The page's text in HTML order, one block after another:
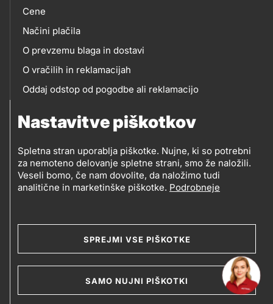
Nastavitve piškotkov
Spletna stran uporablja piškotke. Nujne, ki so potrebni
za nemoteno delovanje spletne strani, smo že naložili.
Veseli bomo, če nam dovolite, da naložimo tudi
analitične in marketinške piškotke. Podrobneje
SPREJMI VSE PIŠKOTKE
SAMO NUJNI PIŠKOTKI
Cene
Načini plačila
O prevzemu blaga in dostavi
O vračilih in reklamacijah
Oddaj odstop od pogodbe ali reklamacijo
(OEEO)
and
Varstvo zasebnosti in osebnih podatkov
Splošni pogoji poslovanja
Piškotki
Izjava o dostopnosti
Kazalo strani